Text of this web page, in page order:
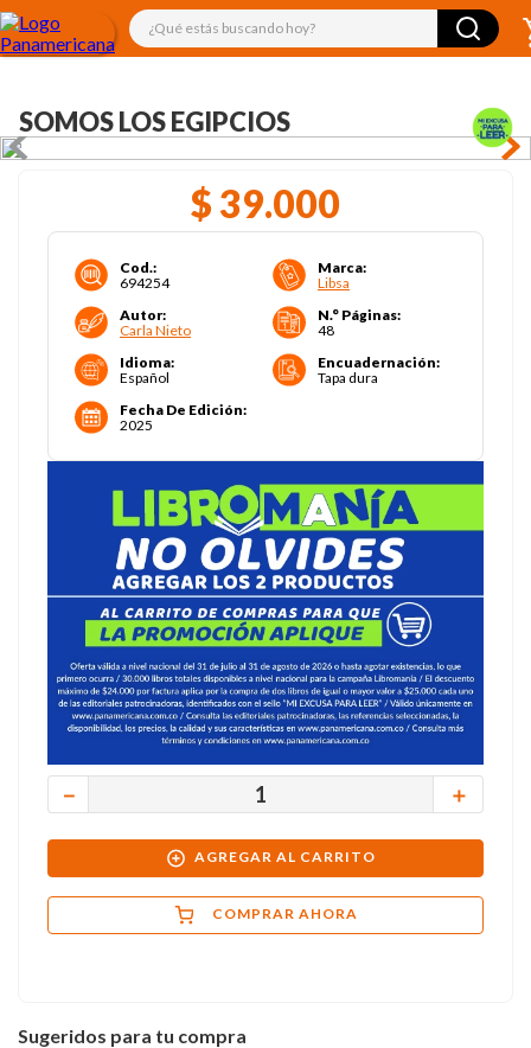
¿Qué estás buscando hoy?
SOMOS LOS EGIPCIOS
$ 39.000
Cod.:
694254
Marca:
Libsa
Autor:
Carla Nieto
N.° Páginas:
48
Idioma:
Español
Encuadernación:
Tapa dura
Fecha De Edición:
2025
＋
－
AGREGAR AL CARRITO
COMPRAR AHORA
Sugeridos para tu compra